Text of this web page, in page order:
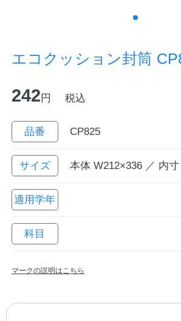
公式オンラインショップ
企業情報
カタログ
お問い合わせ
English
エコクッション封筒
242 円 税込
品番 CP825
サイズ 本体 W212×336 ／ 内
適用学年
科目
マークの説明はこちら